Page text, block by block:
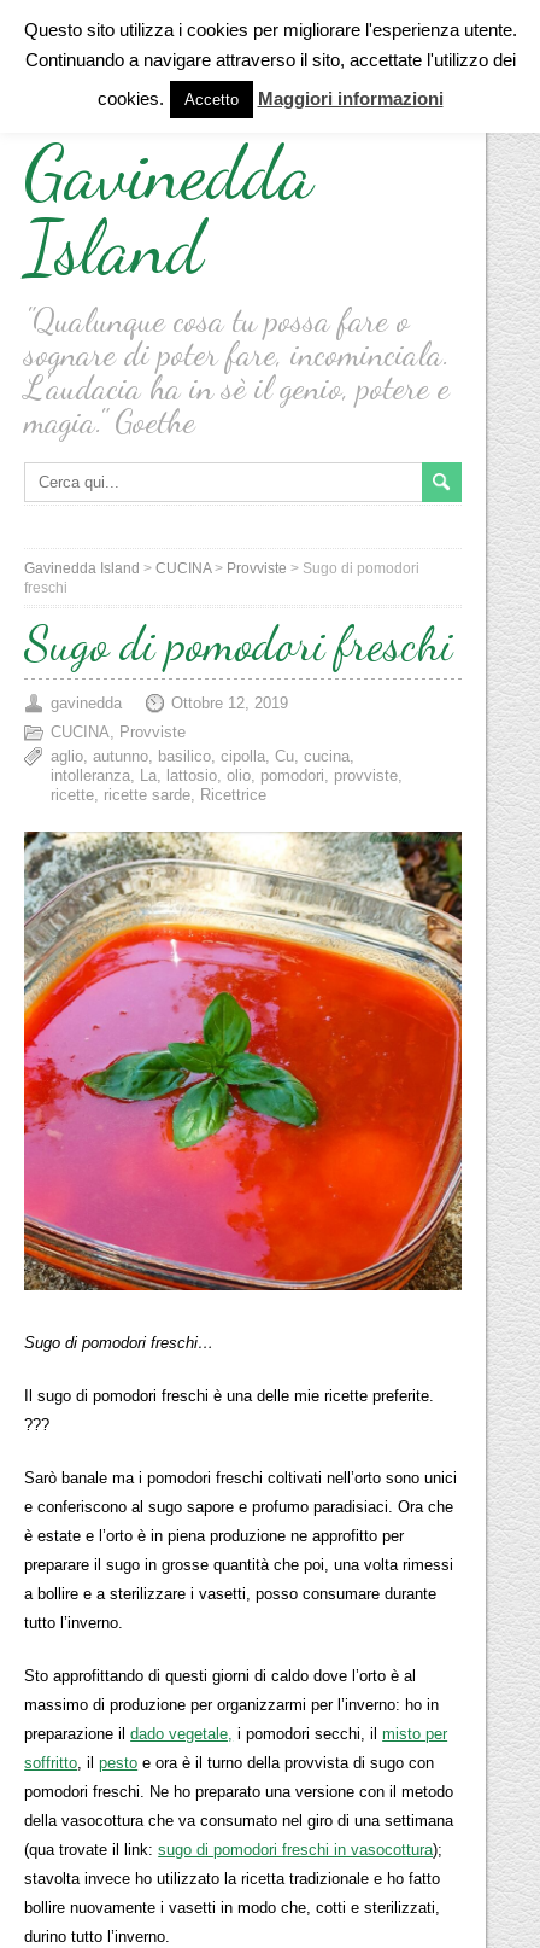
Gavinedda
Island
"Qualunque cosa tu possa fare o
sognare di poter fare, incominciala.
L'audacia ha in sè il genio, potere e
magia." Goethe
Gavinedda Island >CUCINA> Provviste > Sugo di pomodori
freschi
Sugo di pomodori freschi
gavinedda
Ottobre 12, 2019
CUCINA, Provviste
aglio,autunno, basilico,cipolla,Cu,cucina,
intolleranza, La, lattosio,olio, pomodori, provviste,
ricette, ricette sarde, Ricettrice
Sugo di pomodori freschi…
Il sugo di pomodori freschi è una delle mie ricette preferite.
???
Sarò banale ma i pomodori freschi coltivati nell’orto sono unici
e conferiscono al sugo sapore e profumo paradisiaci. Ora che
è estate e l’orto è in piena produzione ne approfitto per
preparare il sugo in grosse quantità che poi, una volta rimessi
a bollire e a sterilizzare i vasetti, posso consumare durante
tutto l’inverno.
Sto approfittando di questi giorni di caldo dove l’orto è al
massimo di produzione per organizzarmi per l’inverno: ho in
preparazione ildado vegetale, i pomodori secchi, ilmisto per
soffritto , ilpesto e ora è il turno della provvista di sugo con
pomodori freschi. Ne ho preparato una versione con il metodo
della vasocottura che va consumato nel giro di una settimana
(qua trovate il link:sugo di pomodori freschi in vasocottura);
stavolta invece ho utilizzato la ricetta tradizionale e ho fatto
bollire nuovamente i vasetti in modo che, cotti e sterilizzati,
durino tutto l’inverno.
Questo sito utilizza i cookies per migliorare l'esperienza utente.
Continuando a navigare attraverso il sito, accettate l'utilizzo dei
cookies.
Accetto Maggiori informazioni